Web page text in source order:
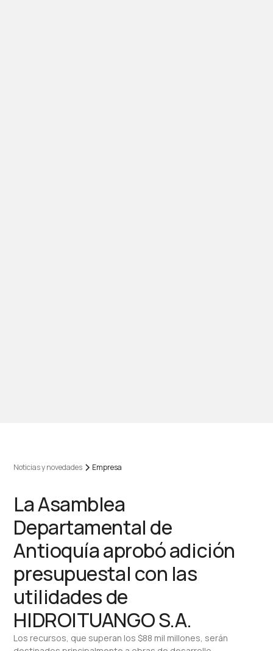
Noticias y novedades Empresa
La Asamblea
Departamental de
Antioquía aprobó adición
presupuestal con las
utilidades de
HIDROITUANGO S.A.
Los recursos, que superan los $88 mil millones, serán